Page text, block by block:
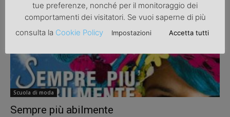
Scuola di moda
Sempre più abilmente
tue preferenze, nonché per il monitoraggio dei
comportamenti dei visitatori. Se vuoi saperne di più
consulta la Cookie Policy Impostazioni Accetta tutti